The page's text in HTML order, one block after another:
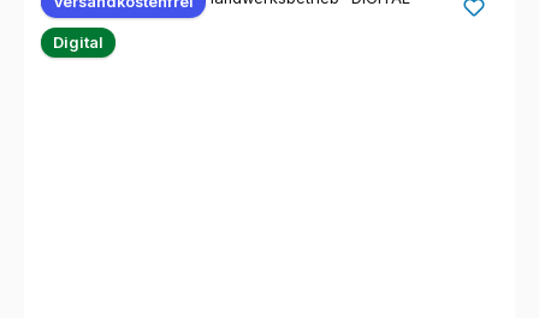
Digital